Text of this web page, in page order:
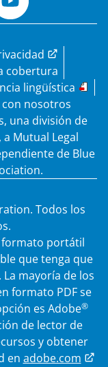
cobertura
lingüística
nosotros
una división de
Mutual Legal
de Blue
Todos los
portátil
que tenga que
mayoría de los
formato PDF se
es Adobe®
de lector de
y obtener
en adobe.com